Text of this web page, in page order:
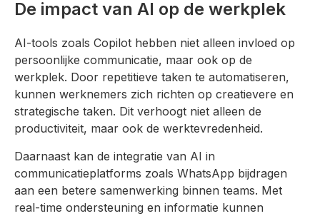
De impact van AI op de werkplek
AI-tools zoals Copilot hebben niet alleen invloed op
persoonlijke communicatie, maar ook op de
werkplek. Door repetitieve taken te automatiseren,
kunnen werknemers zich richten op creatievere en
strategische taken. Dit verhoogt niet alleen de
productiviteit, maar ook de werktevredenheid.
Daarnaast kan de integratie van AI in
communicatieplatforms zoals WhatsApp bijdragen
aan een betere samenwerking binnen teams. Met
real-time ondersteuning en informatie kunnen